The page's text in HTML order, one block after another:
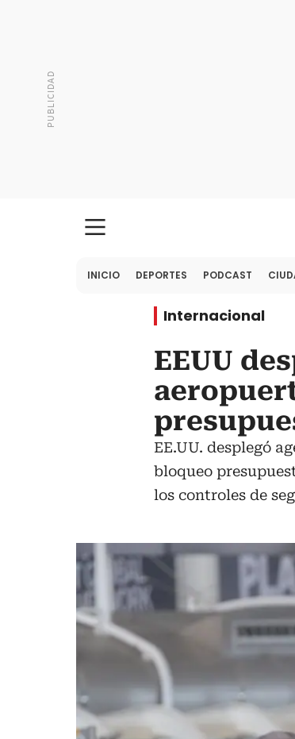
INICIO DEPORTES PODCAST
Internacional
EEUU
EE.UU. desplegó
bloqueo
los controles de